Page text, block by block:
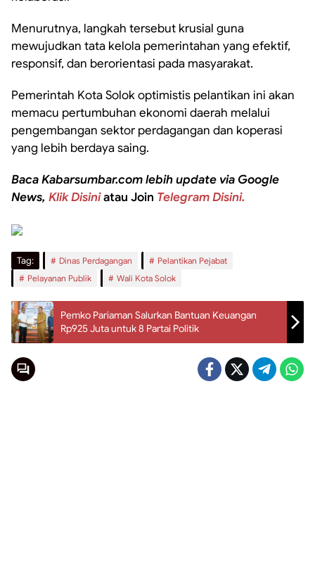
Menurutnya, langkah tersebut krusial guna
mewujudkan tata kelola pemerintahan yang efektif,
responsif, dan berorientasi pada masyarakat.
Pemerintah Kota Solok optimistis pelantikan ini akan
memacu pertumbuhan ekonomi daerah melalui
pengembangan sektor perdagangan dan koperasi
yang lebih berdaya saing.
Baca Kabarsumbar.com lebih update via Google
News, Klik Disiniatau Join Telegram Disini.
Tag: Dinas Perdagangan
Pelantikan Pejabat
Pelayanan Publik
Wali Kota Solok
Pemko Pariaman Salurkan Bantuan Keuangan
Rp925 Juta untuk 8 Partai Politik